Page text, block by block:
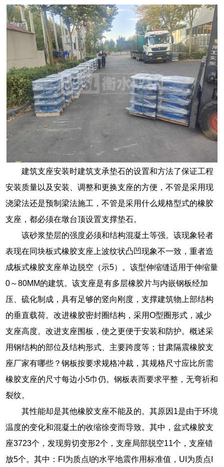
建筑支座安装时建筑支承垫石的设置和方法了保证工程
安装质量以及安装、调整和更换支座的方便，不管是采用现
浇梁法还是预制梁法施工，不管是采用什么规格型式的橡胶
支座，都必须在墩台顶设置支撑垫石。
该砂浆垫层的强度必须和结构混凝土等强。该现象轻者
表现在同块板式橡胶支座上波纹状凸凹现象不一致，重者造
成板式橡胶支座单边脱空（示5）。该型伸缩缝适用于伸缩量
0～80MM的建筑。该支座是有多层橡胶片与内嵌钢板经加
压、硫化制成，具有足够的竖向刚度，支撑建筑物上部结构
的垂直载荷。改进橡胶密封圈结构，采用O型圈形式，减少
支座高度。改进支座围板，使之更便于安装和防护。概述采
用钢结构的部位及结构形式、主要跨度等；甘肃隔震橡胶支
座厂家有哪些？钢板按要求规格冲裁，其规格尺寸应比所需
橡胶支座的尺寸每边小5巾仍。钢板表而要求平整，无弯祈和
裂纹。
其性能却是其他橡胶支座不能及的。其原因1是由于环境
温度的变化和混凝土的收缩徐变而导致。其中，盆式橡胶支
座3723个，发现剪切变形2个，支座局部脱空11个，支座错
放5个。其中：FI为质点I的水平地震作用标准值，UI为质点I